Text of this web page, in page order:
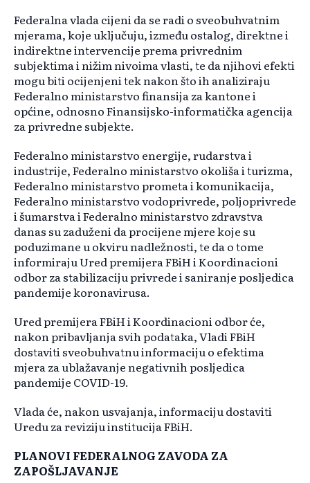
Federalna vlada cijeni da se radi o sveobuhvatnim
mjerama, koje uključuju, između ostalog, direktne i
indirektne intervencije prema privrednim
subjektima i nižim nivoima vlasti, te da njihovi efekti
mogu biti ocijenjeni tek nakon što ih analiziraju
Federalno ministarstvo finansija za kantone i
općine, odnosno Finansijsko-informatička agencija
za privredne subjekte.
Federalno ministarstvo energije, rudarstva i
industrije, Federalno ministarstvo okoliša i turizma,
Federalno ministarstvo prometa i komunikacija,
Federalno ministarstvo vodoprivrede, poljoprivrede
i šumarstva i Federalno ministarstvo zdravstva
danas su zaduženi da procijene mjere koje su
poduzimane u okviru nadležnosti, te da o tome
informiraju Ured premijera FBiH i Koordinacioni
odbor za stabilizaciju privrede i saniranje posljedica
pandemije koronavirusa.
Ured premijera FBiH i Koordinacioni odbor će,
nakon pribavljanja svih podataka, Vladi FBiH
dostaviti sveobuhvatnu informaciju o efektima
mjera za ublažavanje negativnih posljedica
pandemije COVID-19.
Vlada će, nakon usvajanja, informaciju dostaviti
Uredu za reviziju institucija FBiH.
PLANOVI FEDERALNOG ZAVODA ZA
ZAPOŠLJAVANJE